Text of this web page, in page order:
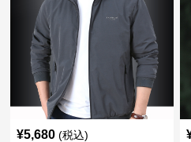
¥5,680 (税込)